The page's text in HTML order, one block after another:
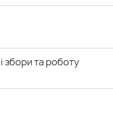
збори та роботу